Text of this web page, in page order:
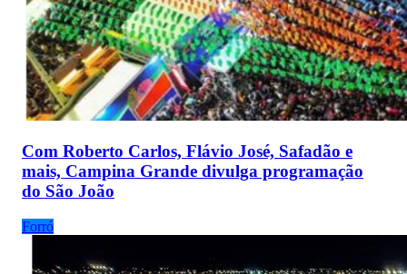
Com Roberto Carlos, Flávio José, Safadão e
mais, Campina Grande divulga programação
do São João
Forró